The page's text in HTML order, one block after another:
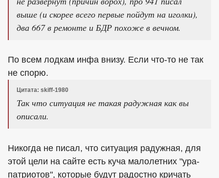
выше (и скорее всего первые пойдут на иголки),
два 667 в ремонте и БДР похоже в вечном.
По всем лодкам инфа внизу. Если что-то не так
не спорю.
Цитата: skiff-1980
Так что ситуация не такая радужная как вы
описали.
Никогда не писал, что ситуация радужная, для
этой цели на сайте есть куча малолетних "ура-
патриотов", которые будут радостно кричать